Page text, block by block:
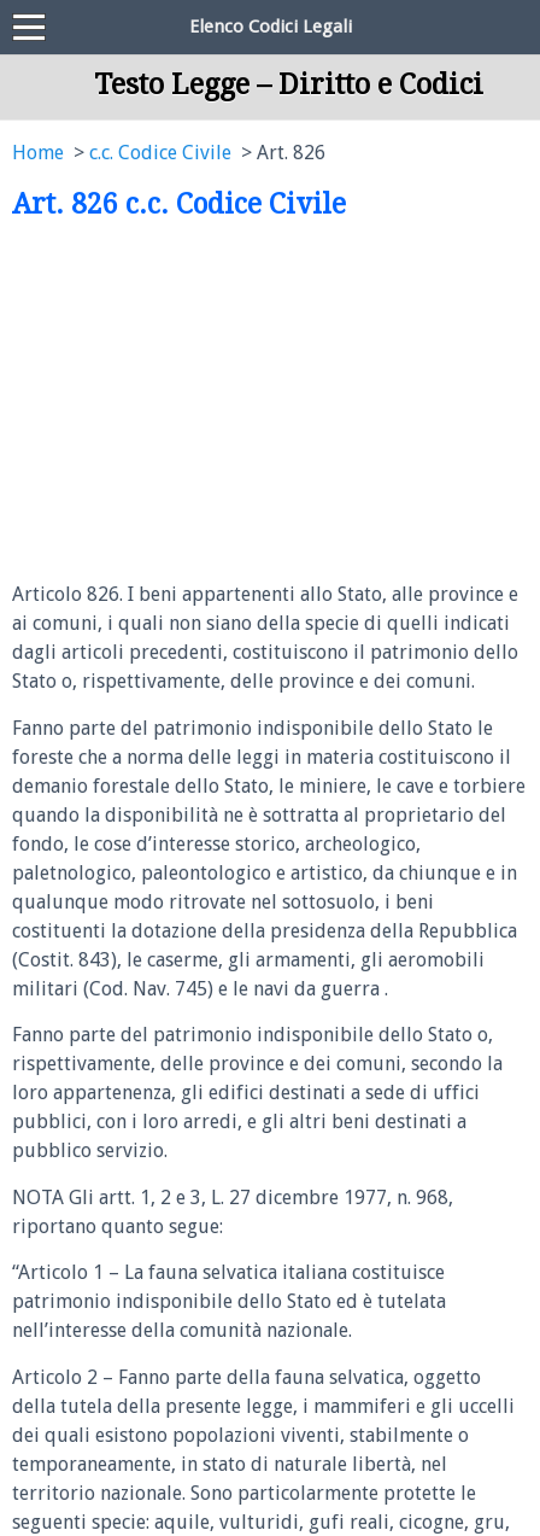
Elenco Codici Legali
Testo Legge – Diritto e Codici
Home c.c. Codice Civile Art. 826
Art. 826 c.c. Codice Civile
Articolo 826. I beni appartenenti allo Stato, alle province e
ai comuni, i quali non siano della specie di quelli indicati
dagli articoli precedenti, costituiscono il patrimonio dello
Stato o, rispettivamente, delle province e dei comuni.
Fanno parte del patrimonio indisponibile dello Stato le
foreste che a norma delle leggi in materia costituiscono il
demanio forestale dello Stato, le miniere, le cave e torbiere
quando la disponibilità ne è sottratta al proprietario del
fondo, le cose d’interesse storico, archeologico,
paletnologico, paleontologico e artistico, da chiunque e in
qualunque modo ritrovate nel sottosuolo, i beni
costituenti la dotazione della presidenza della Repubblica
(Costit. 843), le caserme, gli armamenti, gli aeromobili
militari (Cod. Nav. 745) e le navi da guerra .
Fanno parte del patrimonio indisponibile dello Stato o,
rispettivamente, delle province e dei comuni, secondo la
loro appartenenza, gli edifici destinati a sede di uffici
pubblici, con i loro arredi, e gli altri beni destinati a
pubblico servizio.
NOTA Gli artt. 1, 2 e 3, L. 27 dicembre 1977, n. 968,
riportano quanto segue:
“Articolo 1 – La fauna selvatica italiana costituisce
patrimonio indisponibile dello Stato ed è tutelata
nell’interesse della comunità nazionale.
Articolo 2 – Fanno parte della fauna selvatica, oggetto
della tutela della presente legge, i mammiferi e gli uccelli
dei quali esistono popolazioni viventi, stabilmente o
temporaneamente, in stato di naturale libertà, nel
territorio nazionale. Sono particolarmente protette le
seguenti specie: aquile, vulturidi, gufi reali, cicogne, gru,